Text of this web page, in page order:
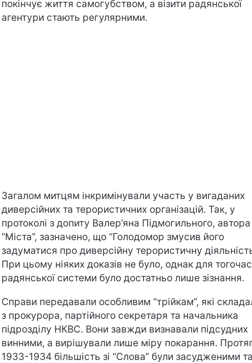
покінчує життя самогубством, а візити радянської
агентури стають регулярними.
Загалом митцям інкримінували участь у вигаданих
диверсійних та терористичних організацій. Так, у
протоколі з допиту Валер’яна Підмогильного, автора
“Міста”, зазначено, що “Голодомор змусив його
задуматися про диверсійну терористичну
При цьому ніяких доказів не було, однак для
радянської системи було достатньо лише зізнання.
Справи передавали особливим “трійкам”, які
з прокурора, партійного секретаря та начальника
підрозділу НКВС. Вони завжди визнавали підсудних
винними, а вирішували лише міру покарання.
1933-1934 більшість зі “Слова” були засудженими та